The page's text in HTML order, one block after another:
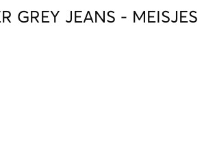
GREY JEANS - MEISJES